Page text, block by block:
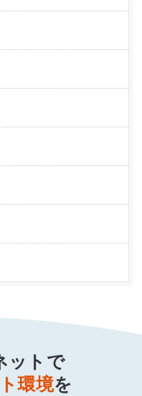
ットで
環境を